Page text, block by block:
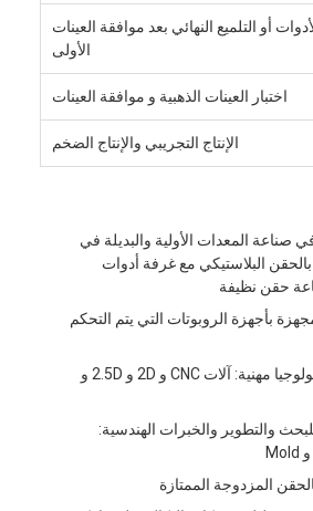
أو التلميع النهائي بعد موافقة العينات
الأولى
اختبار العينات الذهبية و موافقة العينات
الإنتاج التجريبي والإنتاج الضخم
في صناعة المعدات الأولية والبديلة في
البلاستيكي مع غرفة أدوات
حقن نظيفة
بأجهزة الروبوتات التي يتم التحكم
معدات متقدمة وتكنولوجيا مهنية: آلات CNC و 2D و 2.5D و
والتطوير والخبرات الهندسية:
المزدوجة الممتازة